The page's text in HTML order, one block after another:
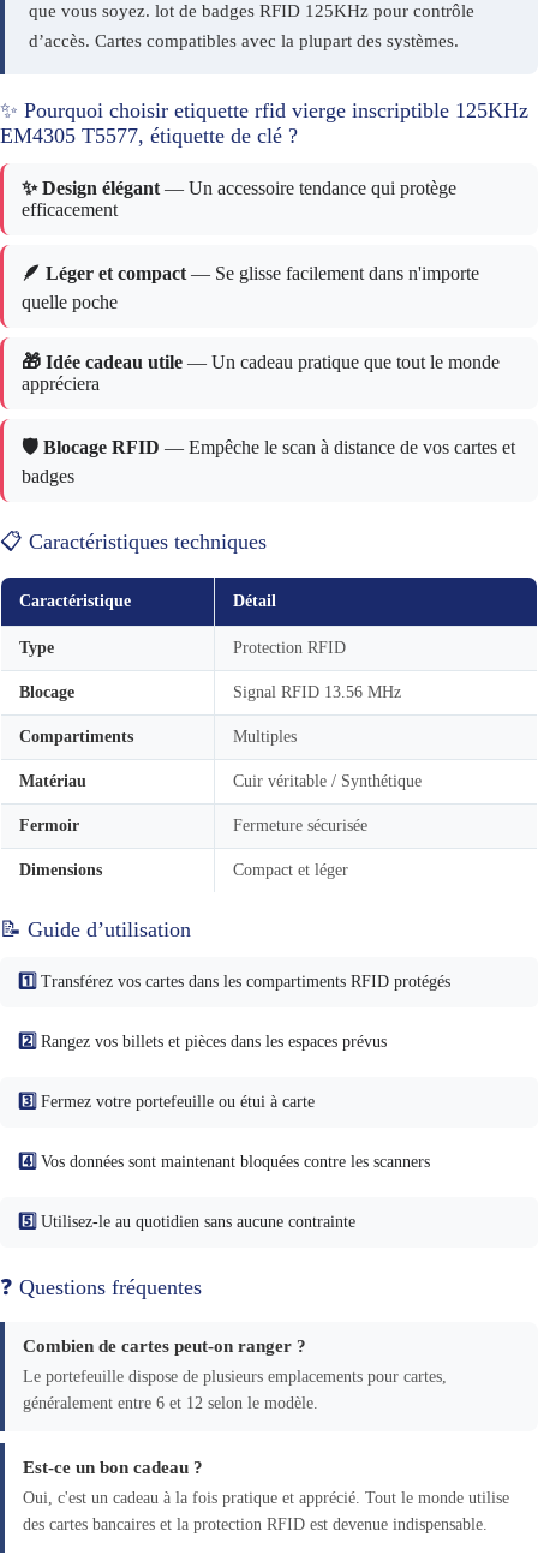
que vous soyez. lot de badges RFID 125KHz pour contrôle
d’accès. Cartes compatibles avec la plupart des systèmes.
✨ Pourquoi choisir etiquette rfid vierge inscriptible 125KHz
EM4305 T5577, étiquette de clé ?
✨ Design élégant— Un accessoire tendance qui protège
efficacement
🪶 Léger et compact— Se glisse facilement dans n'importe
quelle poche
🎁 Idée cadeau utile — Un cadeau pratique que tout le monde
appréciera
🛡️ Blocage RFID — Empêche le scan à distance de vos cartes et
badges
📋 Caractéristiques techniques
Caractéristique Détail
Type Protection RFID
Blocage Signal RFID 13.56 MHz
Compartiments Multiples
Matériau Cuir véritable / Synthétique
Fermoir Fermeture sécurisée
Dimensions Compact et léger
📝 Guide d’utilisation
1️⃣ Transférez vos cartes dans les compartiments RFID protégés
2️⃣ Rangez vos billets et pièces dans les espaces prévus
3️⃣ Fermez votre portefeuille ou étui à carte
4️⃣ Vos données sont maintenant bloquées contre les scanners
5️⃣ Utilisez-le au quotidien sans aucune contrainte
❓ Questions fréquentes
Combien de cartes peut-on ranger ?
Le portefeuille dispose de plusieurs emplacements pour cartes,
généralement entre 6 et 12 selon le modèle.
Est-ce un bon cadeau ?
Oui, c'est un cadeau à la fois pratique et apprécié. Tout le monde utilise
des cartes bancaires et la protection RFID est devenue indispensable.